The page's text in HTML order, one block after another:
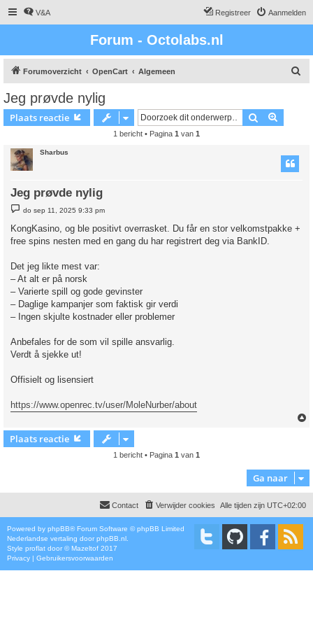
V&A Aanmelden
Registreer
Forum - Octolabs.nl
Forumoverzicht OpenCart Algemeen
Jeg prøvde nylig
Plaats reactie Zoek
1 bericht • Pagina 1 van 1
Sharbus
Jeg prøvde nylig
e
i
c
do sep 11, 2025 9:33 pm
KongKasino, og ble positivt overrasket. Du får en stor velkomstpakke +
free spins nesten med en gang du har registrert deg via BankID.
Det jeg likte mest var:
– At alt er på norsk
– Varierte spill og gode gevinster
– Daglige kampanjer som faktisk gir verdi
– Ingen skjulte kostnader eller problemer
Anbefales for de som vil spille ansvarlig.
Verdt å sjekke ut!
Offisielt og lisensiert
https://www.openrec.tv/user/MoleNurber/about
Plaats reactie
1 bericht • Pagina 1 van 1
Ga naar
Alle tijden zijn UTC+02:00
Verwijder cookies
Contact
Powered by phpBB® Forum Software © phpBB Limited
Nederlandse vertaling door phpBB.nl
Style proflat door ©Mazeltof 2017
Privacy | Gebruikersvoorwaarden